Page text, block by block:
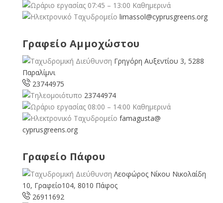
07:45 – 13:00 Καθημερινά
limassol@cyprusgreens.org
Γραφείο Αμμοχώστου
Γρηγόρη Αυξεντίου 3, 5288
Παραλίμνι
23744975
23744974
08:00 – 14:00 Καθημερινά
famagusta@
cyprusgreens.org
Γραφείο Πάφου
Λεοφώρος Νίκου Νικολαίδη
10, Γραφείο104, 8010 Πάφος
26911692